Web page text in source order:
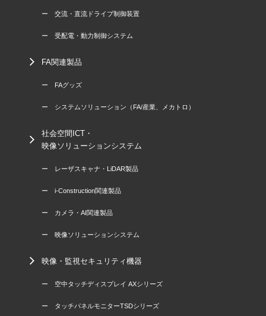
ー 交流・直流ドライブ制御装置
ー 受配電・動力制御システム
FA関連製品
ー FAグッズ
ー システムソリューション（FA/産業、メカトロ）
社会空間ICT・
映像ソリューションシステム
ー レーザスキャナ・LiDAR製品
ー i-Construction関連製品
ー カメラ・AI関連製品
ー 映像ソリューションシステム
映像・監視セキュリティ機器
ー 空中タッチディスプレイ AXシリーズ
ー タッチパネルモニターTSDシリーズ